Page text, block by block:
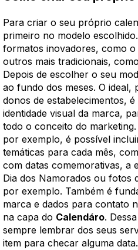
Para criar o seu próprio
primeiro no modelo
formatos inovadores, como o
outros mais tradicionais,
Depois de escolher o seu
ao fundo dos meses. O ideal,
donos de estabelecimentos,
identidade visual da marca,
todo o conceito do marketing.
por exemplo, é possível
temáticas para cada mês,
com datas comemorativas, a
Dia dos Namorados ou fotos
por exemplo. Também é
marca e dados para contato
na capa do Calendáro.
sempre lembrar dos seus
item para checar alguma data.